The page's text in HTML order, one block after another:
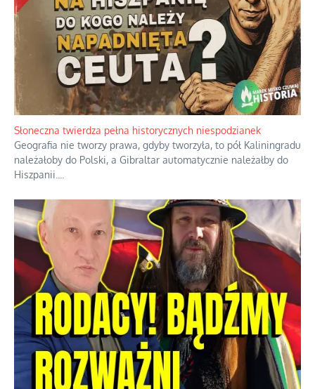
Słoneczna twierdza pełna historycznych niespodzianek
Geografia nie tworzy prawa, gdyby tworzyła, to pół Kaliningradu
należałoby do Polski, a Gibraltar automatycznie należałby do
Hiszpanii.